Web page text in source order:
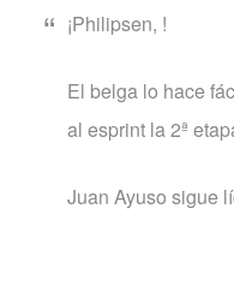
¡Philipsen, !
El belga lo hace
al esprint la 2ª
Juan Ayuso sigue